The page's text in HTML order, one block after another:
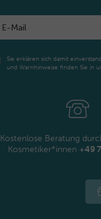
Sie erklären sich damit
und Warnhinweise finden Sie in
Kostenlose Beratung
Kosmetiker*innen +49